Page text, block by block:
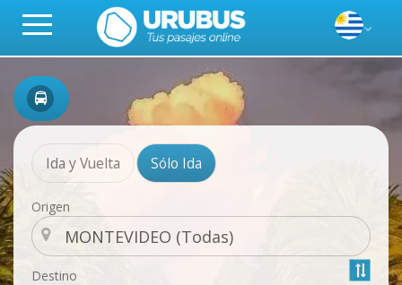
Ida y Vuelta Sólo Ida
Origen
Destino